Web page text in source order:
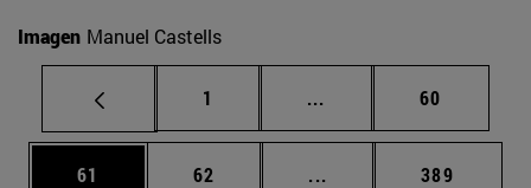
Imagen Manuel Castells
Página
1 ... Páginas intermedias
Página
60
Página
61 Página
62 ... Páginas intermedias
Página
389